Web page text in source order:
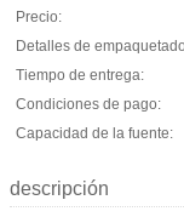
Precio:
Detalles de
Tiempo de entrega:
Condiciones de pago:
Capacidad de la fuente:
descripción